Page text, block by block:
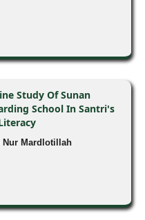
Study Of Sunan
School In Santri's
Nur Mardlotillah